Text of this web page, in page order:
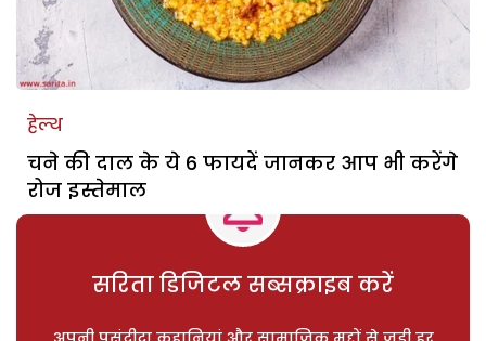
हेल्थ
चने की दाल के ये 6 फायदें जानकर आप भी करेंगे
रोज इस्तेमाल
सरिता डिजिटल सब्सक्राइब करें